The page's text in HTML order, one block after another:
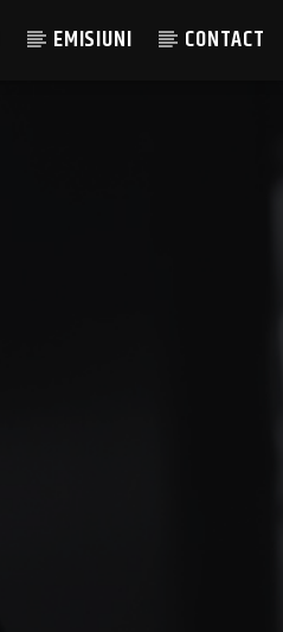
EMISIUNI CONTACT